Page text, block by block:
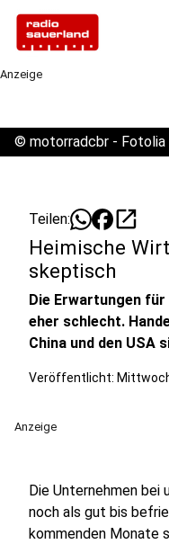
Anzeige
© motorradcbr - Fotolia
Teilen: open_in_new
Heimische
skeptisch
Die Erwartungen
eher schlecht.
China und den USA
Veröffentlicht:
Anzeige
Die Unternehmen bei
noch als gut bis
kommenden Monate